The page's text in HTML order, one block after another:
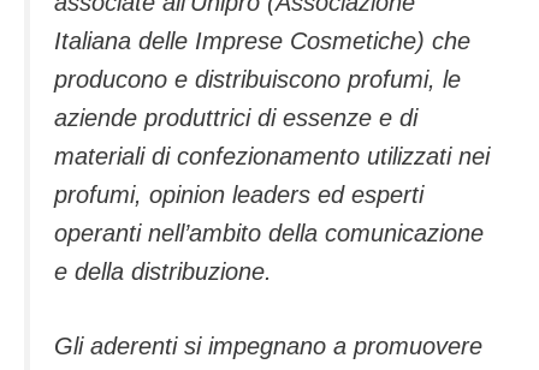
Italiana delle Imprese Cosmetiche) che
producono e distribuiscono profumi, le
aziende produttrici di essenze e di
materiali di confezionamento utilizzati nei
profumi, opinion leaders ed esperti
operanti nell’ambito della comunicazione
e della distribuzione.
Gli aderenti si impegnano a promuovere